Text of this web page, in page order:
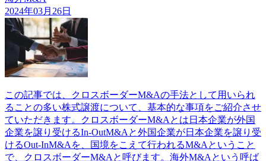
2024年03月26日
この記事では、クロスボーダーM&Aの手法として用いられ
ることの多い株式譲渡について、基本的な事項をご紹介させ
ていただきます。クロスボーダーM&Aとは日本企業が外国
企業を譲り受けるIn-OutM&Aと外国企業が日本企業を譲り受
けるOut-InM&Aを、国境をこえて行われるM&Aということ
で、クロスボーダーM&Aと呼びます。海外M&Aという呼ば